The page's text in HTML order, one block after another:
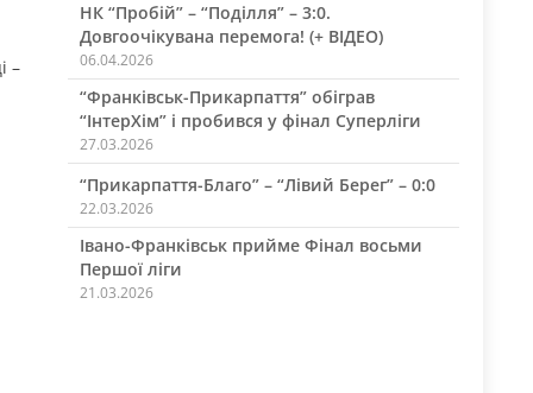
–
НК “Пробій” – “Поділля” – 3:0.
Довгоочікувана перемога! (+ ВІДЕО)
06.04.2026
“Франківськ-Прикарпаття” обіграв
“ІнтерХім” і пробився у фінал Суперліги
27.03.2026
“Прикарпаття-Благо” – “Лівий Берег” – 0:0
22.03.2026
Івано-Франківськ прийме Фінал восьми
Першої ліги
21.03.2026